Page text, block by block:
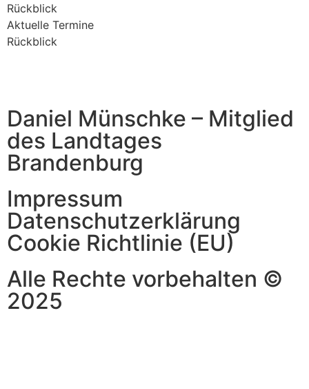
Rückblick
Aktuelle Termine
Rückblick
Daniel Münschke – Mitglied
des Landtages
Brandenburg
Impressum
Datenschutzerklärung
Cookie Richtlinie (EU)
Alle Rechte vorbehalten ©
2025